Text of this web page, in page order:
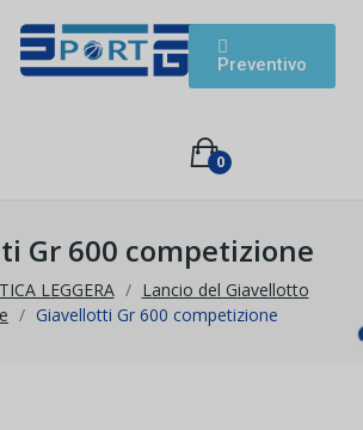
Preventivo
0
Gr 600 competizione
LEGGERA
Lancio del Giavellotto
Giavellotti Gr 600 competizione